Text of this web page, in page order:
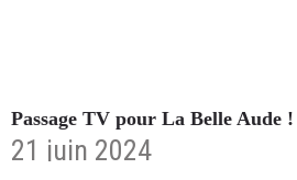
Passage TV pour La Belle Aude !
21 juin 2024